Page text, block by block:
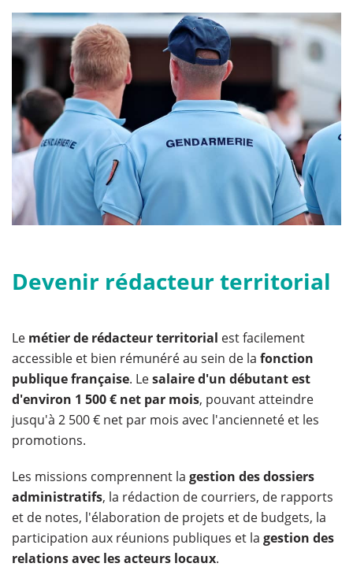
Devenir rédacteur territorial
Le métier de rédacteur territorial est facilement
accessible et bien rémunéré au sein de la fonction
publique française. Lesalaire d'un débutant est
d'environ 1 500 € net par mois, pouvant atteindre
jusqu'à 2 500 € net par mois avec l'ancienneté et les
promotions.
Les missions comprennent la gestion des dossiers
administratifs, la rédaction de courriers, de rapports
et de notes, l'élaboration de projets et de budgets, la
participation aux réunions publiques et la gestion des
relations avec les acteurs locaux.